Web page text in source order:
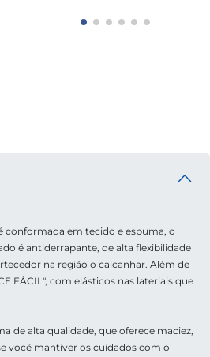
conformada em tecido e espuma, o
é antiderrapante, de alta flexibilidade
na região o calcanhar. Além de
FÁCIL", com elásticos nas lateriais que
de alta qualidade, que oferece maciez,
você mantiver os cuidados com o